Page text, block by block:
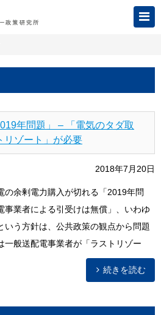
年問題」 – 「電気のタダ取
リゾート」が必要
2018年7月20日
の余剰電力購入が切れる「2019年問
事業者による引受けは無償」、いわゆ
いう方針は、公共政策の観点から問題
一般送配電事業者が「ラストリゾー
続きを読む